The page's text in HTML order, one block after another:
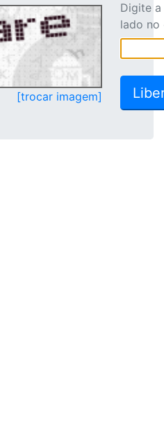
[trocar imagem]
Digite
lado no